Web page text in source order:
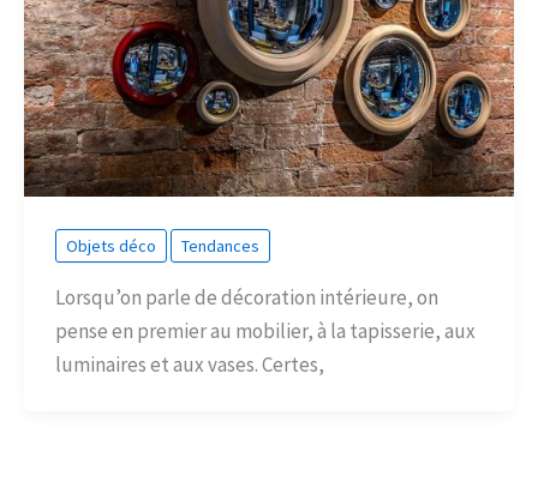
Objets déco Tendances
Lorsqu’on parle de décoration intérieure, on
pense en premier au mobilier, à la tapisserie, aux
luminaires et aux vases. Certes,